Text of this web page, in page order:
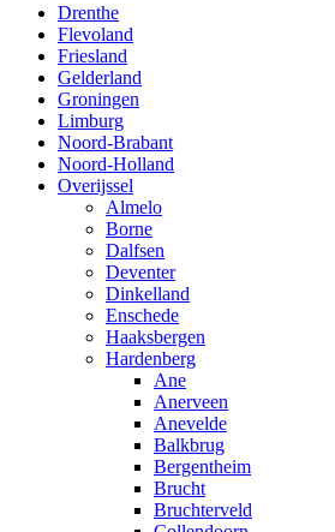
Drenthe
Flevoland
Friesland
Gelderland
Groningen
Limburg
Noord-Brabant
Noord-Holland
Overijssel
Almelo
Borne
Dalfsen
Deventer
Dinkelland
Enschede
Haaksbergen
Hardenberg
Ane
Anerveen
Anevelde
Balkbrug
Bergentheim
Brucht
Bruchterveld